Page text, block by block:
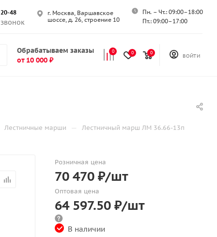
48
звонок
г. Москва, Варшавское
шоссе, д. 26, строение 10
Пн. – Чт.: 09:00–18:00
Пт.: 09:00–17:00
Обрабатываем заказы
от 10 000 ₽
0 0 0
ВОЙТИ
Лестничные марши — Лестничный марш ЛМ 36.66-13п
Розничная цена
70 470 ₽/шт
Оптовая цена
64 597.50 ₽/шт
В наличии